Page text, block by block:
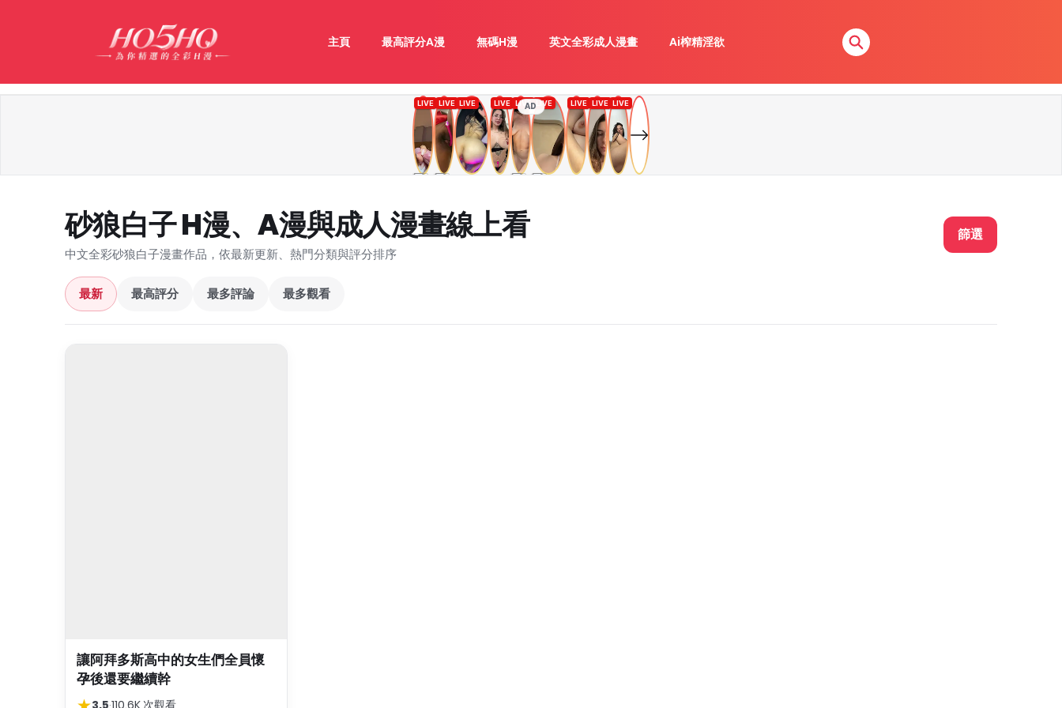
主頁 最高評分A漫 無碼H漫 英文全彩成人漫畫 Ai榨精淫欲
AD
砂狼白子 H漫、A漫與成人漫畫線上看
中文全彩砂狼白子漫畫作品，依最新更新、熱門分類與評分排序
篩選
最新 最高評分 最多評論 最多觀看
讓阿拜多斯高中的女生們全員懷
孕後還要繼續幹
3.5·110.6K 次觀看